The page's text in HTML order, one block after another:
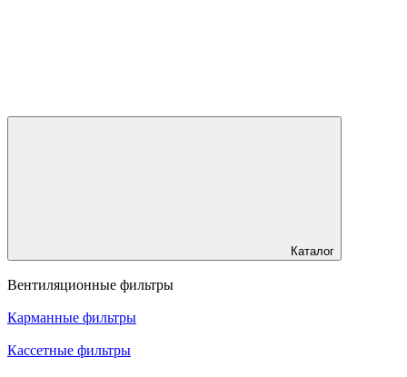
Каталог
Вентиляционные фильтры
Карманные фильтры
Кассетные фильтры